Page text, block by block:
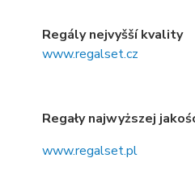
Regály nejvyšší kvality
www.regalset.cz
Regały najwyższej
www.regalset.pl